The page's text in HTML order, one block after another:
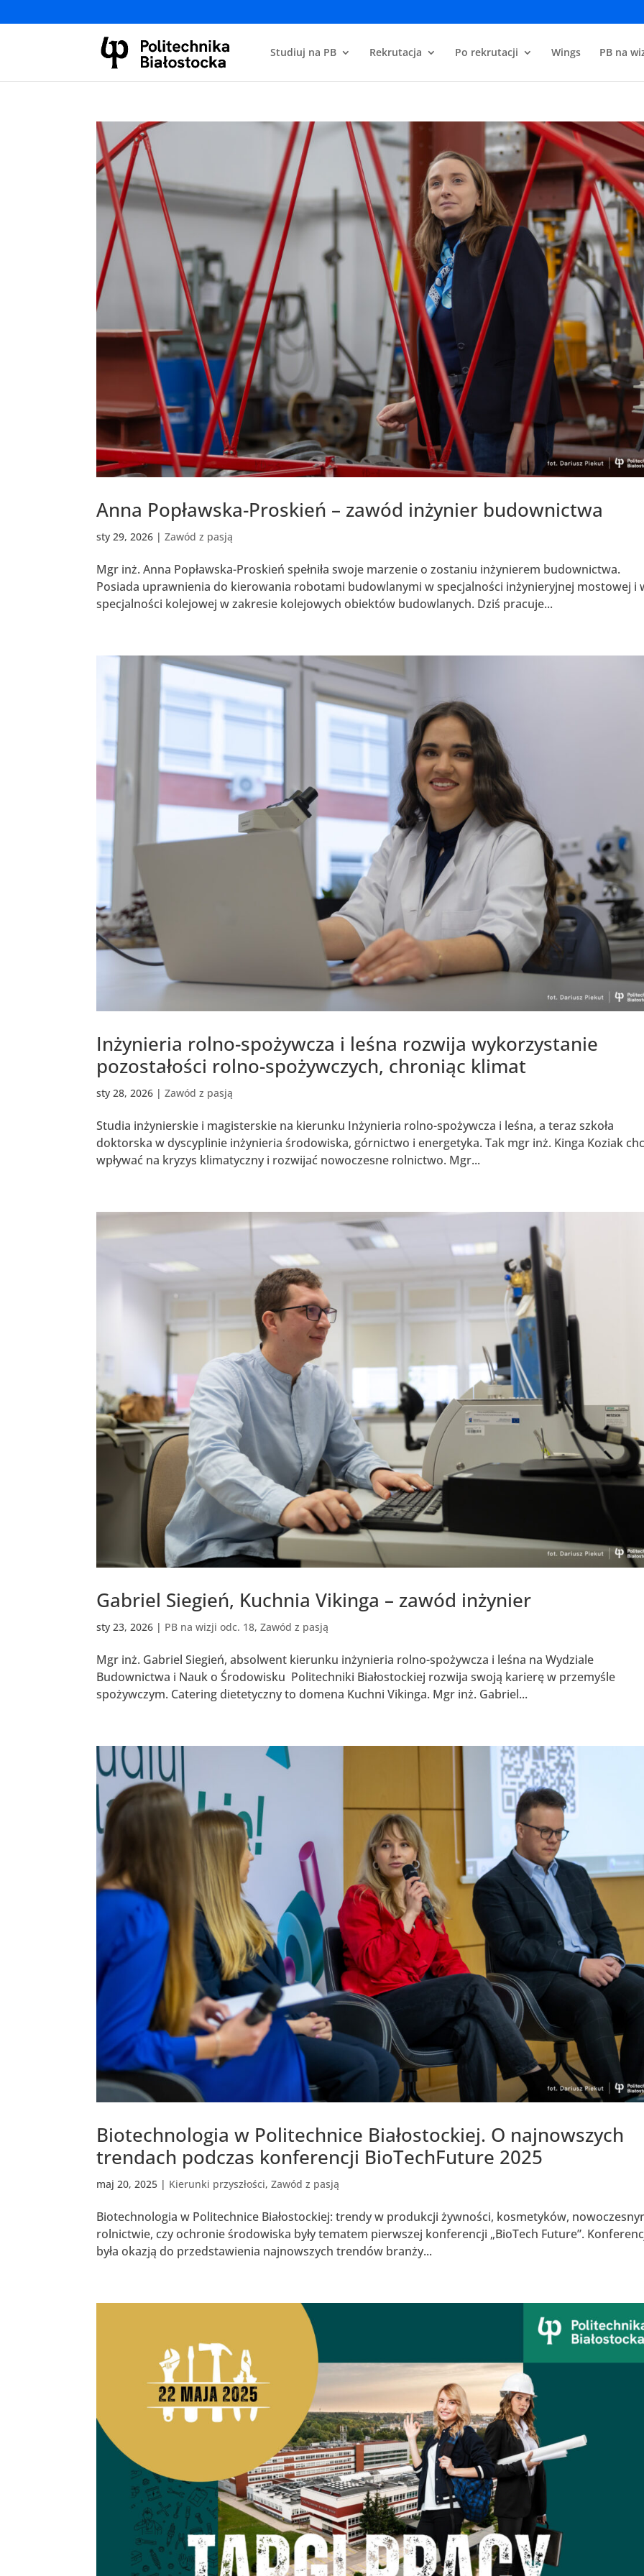
Studiuj na PB Rekrutacja Po rekrutacji Wings PB na
Anna Popławska-Proskień – zawód inżynier budownictwa
sty 29, 2026 |Zawód z pasją
Mgr inż. Anna Popławska-Proskień spełniła swoje marzenie o zostaniu inżynierem budownictwa.
Posiada uprawnienia do kierowania robotami budowlanymi w specjalności inżynieryjnej mostowej i
specjalności kolejowej w zakresie kolejowych obiektów budowlanych. Dziś pracuje...
Inżynieria rolno-spożywcza i leśna rozwija wykorzystanie
pozostałości rolno-spożywczych, chroniąc klimat
sty 28, 2026 |Zawód z pasją
Studia inżynierskie i magisterskie na kierunku Inżynieria rolno-spożywcza i leśna, a teraz szkoła
doktorska w dyscyplinie inżynieria środowiska, górnictwo i energetyka. Tak mgr inż. Kinga Koziak
wpływać na kryzys klimatyczny i rozwijać nowoczesne rolnictwo. Mgr...
Gabriel Siegień, Kuchnia Vikinga – zawód inżynier
sty 23, 2026 | PB na wizji odc. 18,Zawód z pasją
Mgr inż. Gabriel Siegień, absolwent kierunku inżynieria rolno-spożywcza i leśna na Wydziale
Budownictwa i Nauk o Środowisku Politechniki Białostockiej rozwija swoją karierę w przemyśle
spożywczym. Catering dietetyczny to domena Kuchni Vikinga. Mgr inż. Gabriel...
Biotechnologia w Politechnice Białostockiej. O najnowszych
trendach podczas konferencji BioTechFuture 2025
maj 20, 2025 | Kierunki przyszłości,Zawód z pasją
Biotechnologia w Politechnice Białostockiej: trendy w produkcji żywności, kosmetyków,
rolnictwie, czy ochronie środowiska były tematem pierwszej konferencji „BioTech Future”.
była okazją do przedstawienia najnowszych trendów branży...